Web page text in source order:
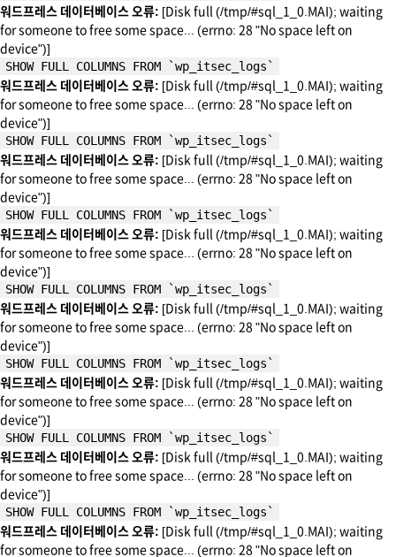
워드프레스 데이터베이스 오류: [Disk full (/tmp/#sql_1_0.MAI); waiting
for someone to free some space... (errno: 28 "No space left on
device")]
SHOW FULL COLUMNS FROM `wp_itsec_logs`
워드프레스 데이터베이스 오류: [Disk full (/tmp/#sql_1_0.MAI); waiting
for someone to free some space... (errno: 28 "No space left on
device")]
SHOW FULL COLUMNS FROM `wp_itsec_logs`
워드프레스 데이터베이스 오류: [Disk full (/tmp/#sql_1_0.MAI); waiting
for someone to free some space... (errno: 28 "No space left on
device")]
SHOW FULL COLUMNS FROM `wp_itsec_logs`
워드프레스 데이터베이스 오류: [Disk full (/tmp/#sql_1_0.MAI); waiting
for someone to free some space... (errno: 28 "No space left on
device")]
SHOW FULL COLUMNS FROM `wp_itsec_logs`
워드프레스 데이터베이스 오류: [Disk full (/tmp/#sql_1_0.MAI); waiting
for someone to free some space... (errno: 28 "No space left on
device")]
SHOW FULL COLUMNS FROM `wp_itsec_logs`
워드프레스 데이터베이스 오류: [Disk full (/tmp/#sql_1_0.MAI); waiting
for someone to free some space... (errno: 28 "No space left on
device")]
SHOW FULL COLUMNS FROM `wp_itsec_logs`
워드프레스 데이터베이스 오류: [Disk full (/tmp/#sql_1_0.MAI); waiting
for someone to free some space... (errno: 28 "No space left on
device")]
SHOW FULL COLUMNS FROM `wp_itsec_logs`
워드프레스 데이터베이스 오류: [Disk full (/tmp/#sql_1_0.MAI); waiting
for someone to free some space... (errno: 28 "No space left on